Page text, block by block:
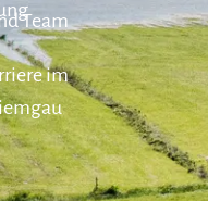
Team
im